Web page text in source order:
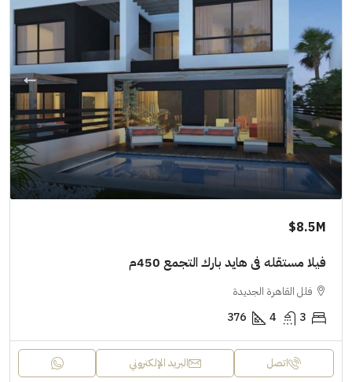
8.5M$
فيلا مستقله فى هايد بارك التجمع 450م
فلل القاهرة الجديدة
3
4
376
اتصل البريد الإلكتروني